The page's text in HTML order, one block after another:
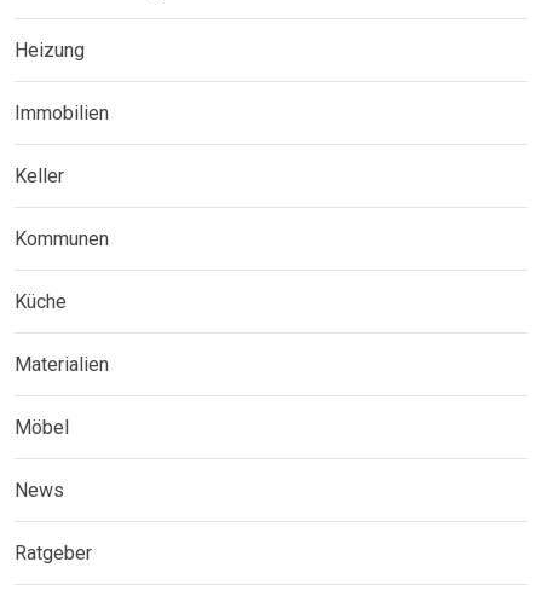
Heizung
Immobilien
Keller
Kommunen
Küche
Materialien
Möbel
News
Ratgeber